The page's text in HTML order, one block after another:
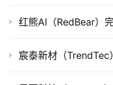
市
创
红熊AI（RedBear）
宸泰新材（TrendTec